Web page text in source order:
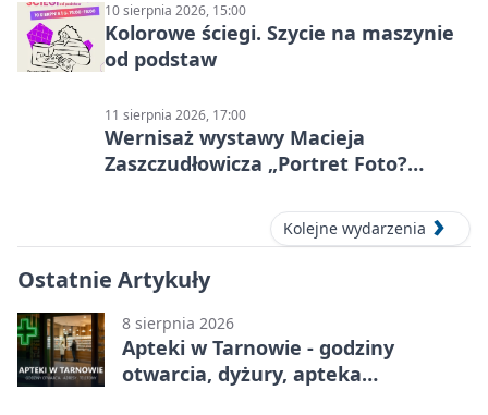
10 sierpnia 2026, 15:00
Kolorowe ściegi. Szycie na maszynie
od podstaw
11 sierpnia 2026, 17:00
Wernisaż wystawy Macieja
Zaszczudłowicza „Portret Foto?
Kolejne wydarzenia
Ostatnie Artykuły
8 sierpnia 2026
Apteki w Tarnowie - godziny
otwarcia, dyżury, apteka